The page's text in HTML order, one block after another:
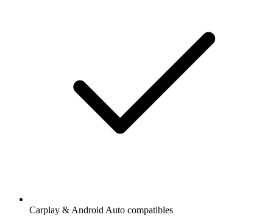
Carplay & Android Auto compatibles